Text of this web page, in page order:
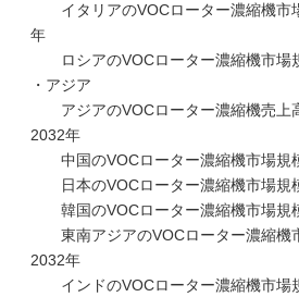
イタリアのVOCローター濃縮機市
年
ロシアのVOCローター濃縮機市場
・アジア
アジアのVOCローター濃縮機売上
2032年
中国のVOCローター濃縮機市場規
日本のVOCローター濃縮機市場規
韓国のVOCローター濃縮機市場規
東南アジアのVOCローター濃縮機
2032年
インドのVOCローター濃縮機市場